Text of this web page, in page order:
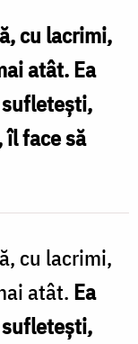
cu lacrimi,
atât. Ea
face să
cu lacrimi,
atât. Ea